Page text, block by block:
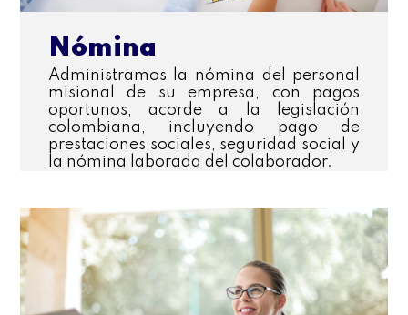
Nómina
Administramos la nómina del personal
misional de su empresa, con pagos
oportunos, acorde a la legislación
colombiana, incluyendo pago de
prestaciones sociales, seguridad social y
la nómina laborada del colaborador.